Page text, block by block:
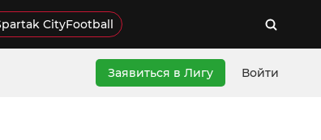
CityFootball
Заявиться в Лигу Войти